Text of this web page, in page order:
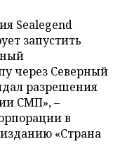
Sealegend
запустить
через Северный
разрешения
СМП», –
в
«Страна